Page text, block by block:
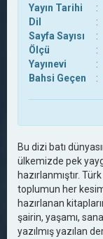
Yayın Tarihi
:
Dil
:
Sayfa Sayısı
:
Ölçü
:
Yayınevi
:
Bahsi Geçen
:
Bu dizi batı
ülkemizde pek
hazırlanmıştır.
toplumun her
hazırlanan
şairin, yaşamı,
yazılmış yazılan